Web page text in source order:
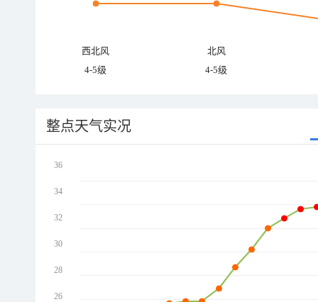
西北风
北风
4-5级
4-5级
整点天气实况
36
34
32
30
28
26